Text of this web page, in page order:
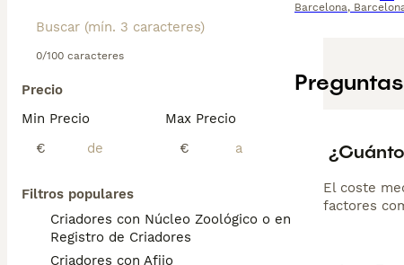
0/100 caracteres
Precio
Min Precio
€
Max Precio
€
Filtros populares
Criadores con Núcleo Zoológico o en el
Registro de Criadores
Criadores con Afijo
Barcelona,
El coste
factores